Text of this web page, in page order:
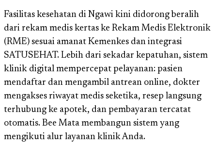
Fasilitas kesehatan di Ngawi kini didorong beralih
dari rekam medis kertas ke Rekam Medis Elektronik
(RME) sesuai amanat Kemenkes dan integrasi
SATUSEHAT. Lebih dari sekadar kepatuhan, sistem
klinik digital mempercepat pelayanan: pasien
mendaftar dan mengambil antrean online, dokter
mengakses riwayat medis seketika, resep langsung
terhubung ke apotek, dan pembayaran tercatat
otomatis. Bee Mata membangun sistem yang
mengikuti alur layanan klinik Anda.